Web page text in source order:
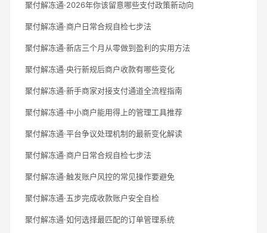
聚付解冻通·2026年你该留意哪些支付政策新动向
聚付解冻通·商户日常合规自检七步法
聚付解冻通·新店三个月从零做到盈利的实用方法
聚付解冻通·央行新规后商户收款有哪些变化
聚付解冻通·新手商家对接支付通道全流程指南
聚付解冻通·中小商户能用得上的管理工具推荐
聚付解冻通·平台争议处理机制的最新变化解读
聚付解冻通·商户日常合规自检七步法
聚付解冻通·触发账户风控的常见操作要避免
聚付解冻通·五步完成收款账户安全自检
聚付解冻通·如何选择最匹配的订单管理系统